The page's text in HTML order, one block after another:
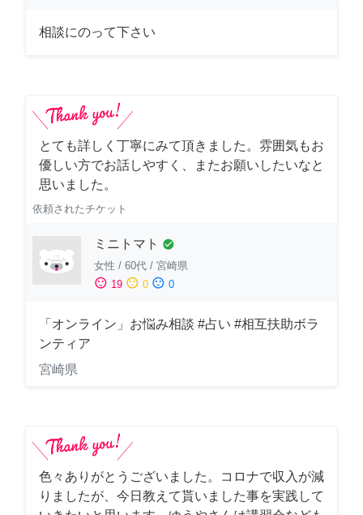
相談にのって下さい
とても詳しく丁寧にみて頂きました。雰囲気もお
優しい方でお話しやすく、またお願いしたいなと
思いました。
依頼されたチケット
ミニトマト check_circle
女性 / 60代 / 宮崎県
sentiment_satisfied 19 sentiment_neutral 0 sentiment_dissatisfied 0
「オンライン」お悩み相談 #占い #相互扶助ボラ
ンティア
宮崎県
色々ありがとうございました。コロナで収入が減
りましたが、今日教えて貰いました事を実践して